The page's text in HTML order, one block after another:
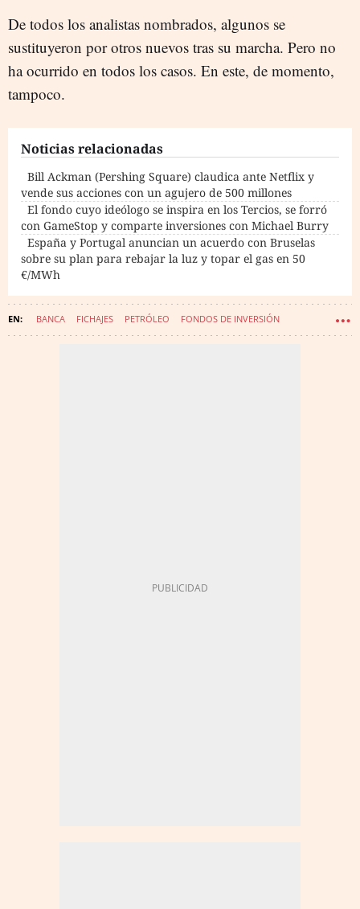
De todos los analistas nombrados, algunos se
sustituyeron por otros nuevos tras su marcha. Pero no
ha ocurrido en todos los casos. En este, de momento,
tampoco.
Noticias relacionadas
Bill Ackman (Pershing Square) claudica ante Netflix y
vende sus acciones con un agujero de 500 millones
El fondo cuyo ideólogo se inspira en los Tercios, se forró
con GameStop y comparte inversiones con Michael Burry
España y Portugal anuncian un acuerdo con Bruselas
sobre su plan para rebajar la luz y topar el gas en 50
€/MWh
BANCA FICHAJES PETRÓLEO FONDOS DE INVERSIÓN